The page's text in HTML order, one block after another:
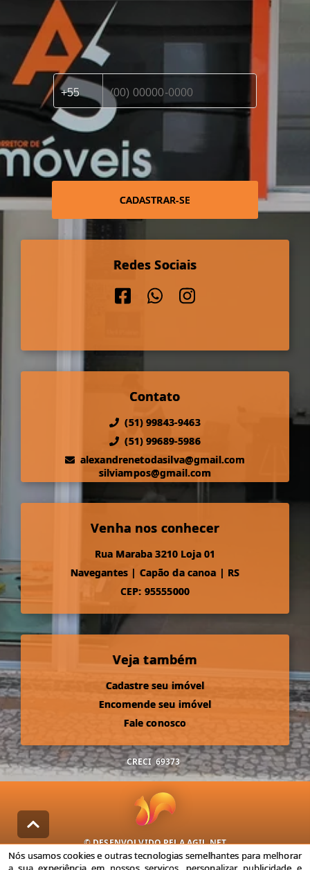
CADASTRAR-SE
Redes Sociais
Contato
(51) 99843-9463
(51) 99689-5986
alexandrenetodasilva@gmail.com
silviampos@gmail.com
Venha nos conhecer
Rua Maraba 3210 Loja 01
Navegantes | Capão da canoa | RS
CEP: 95555000
Veja também
Cadastre seu imóvel
Encomende seu imóvel
Fale conosco
CRECI 69373
© DESENVOLVIDO PELAAGIL.NET
Nós usamos cookies e outras tecnologias semelhantes para
Nós usamos cookies e outras tecnologias semelhantes para melhorar